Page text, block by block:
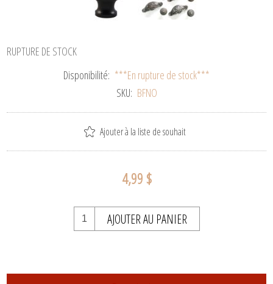
RUPTURE DE STOCK
Disponibilité: ***En rupture de stock***
SKU: BFNO
Ajouter à la liste de souhait
4,99 $
AJOUTER AU PANIER